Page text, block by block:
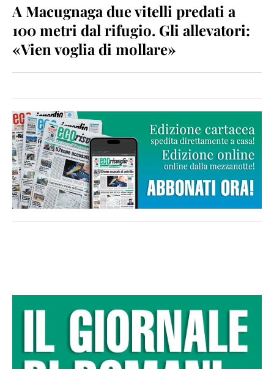
A Macugnaga due vitelli predati a
100 metri dal rifugio. Gli allevatori:
«Vien voglia di mollare»